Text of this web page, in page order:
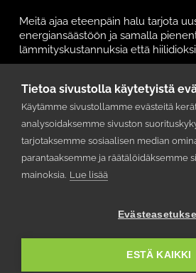
Tietoa sivustolla käytetyistä
Käytämme sivustollamme evästeitä
analysoidaksemme sivuston
tarjotaksemme sosiaalisen median
parantaaksemme ja räätälöidäksemme
mainoksia. Lue lisää
ESTÄ KAIKKI
Meitä ajaa eteenpäin halu tarjota
energiansäästöön ja samalla
lämmityskustannuksia että
Tuotteet & Ratkaisut
Tuotteet
Energiaratkaisut
Usein kysyttyä
Yhteystiedot